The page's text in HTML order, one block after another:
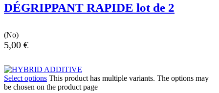
DÉGRIPPANT RAPIDE lot de 2
(No)
5,00 €
Select options This product has multiple variants. The options may
be chosen on the product page